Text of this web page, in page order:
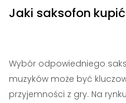
Jaki saksofon
Wybór odpowiedniego
muzyków może być
przyjemności z gry. Na